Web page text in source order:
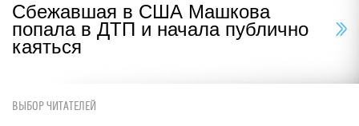
Сбежавшая в США Машкова
попала в ДТП и начала публично
каяться
ВЫБОР ЧИТАТЕЛЕЙ